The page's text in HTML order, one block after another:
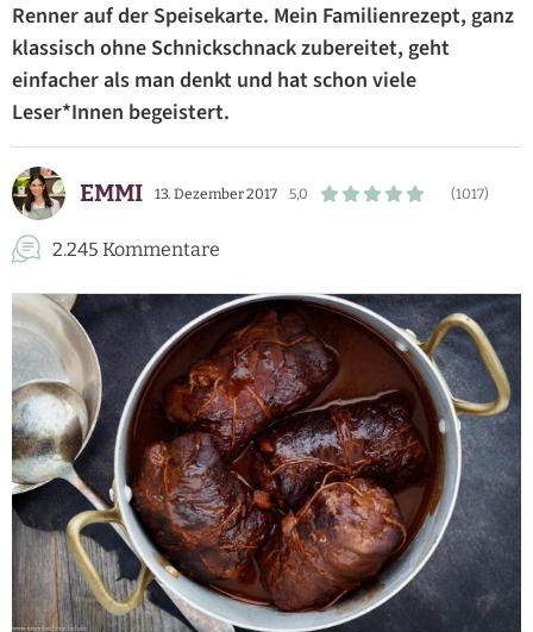
Renner auf der Speisekarte. Mein Familienrezept, ganz
klassisch ohne Schnickschnack zubereitet, geht
einfacher als man denkt und hat schon viele
Leser*Innen begeistert.
EMMI 13. Dezember 2017 5,0 (1017)
2.245 Kommentare